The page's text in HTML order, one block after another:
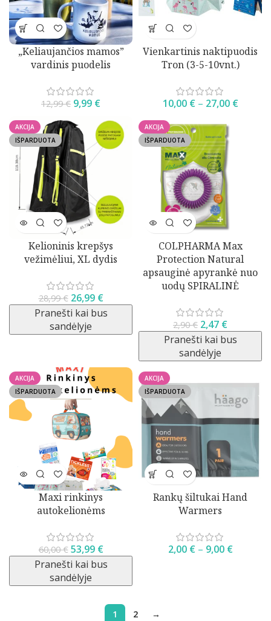
„Keliaujančios mamos”
vardinis puodelis
12,99€ 9,99 €
Vienkartinis naktipuodis
Tron (3-5-10vnt.)
10,00 €– 27,00 €
AKCIJA
IŠPARDUOTA
Kelioninis krepšys
vežimėliui, XL dydis
28,99€ 26,99 €
Pranešti kai bus
sandėlyje
AKCIJA
IŠPARDUOTA
COLPHARMA Max
Protection Natural
apsauginė apyrankė nuo
uodų SPIRALINĖ
2,90€ 2,47 €
Pranešti kai bus
sandėlyje
AKCIJA
IŠPARDUOTA
Maxi rinkinys
autokelionėms
60,00€ 53,99 €
Pranešti kai bus
sandėlyje
AKCIJA
IŠPARDUOTA
Rankų šiltukai Hand
Warmers
2,00 €– 9,00 €
1 2 →